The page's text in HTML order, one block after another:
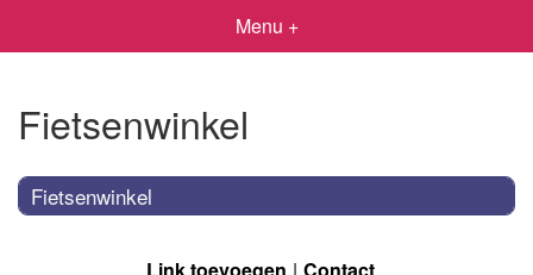
Menu +
Fietsenwinkel
Fietsenwinkel
Link toevoegen Contact